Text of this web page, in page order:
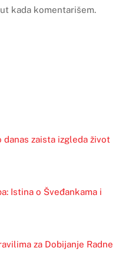
kada komentarišem.
danas zaista izgleda život
Istina o Šveđankama i
za Dobijanje Radne